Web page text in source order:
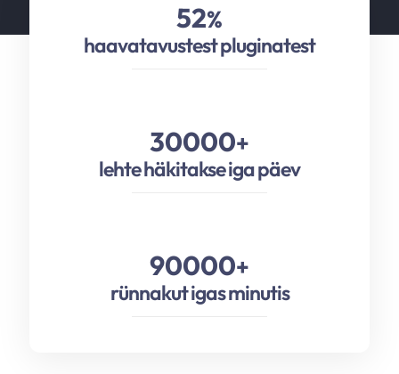
52%
haavatavustest pluginatest
30000+
lehte häkitakse iga päev
90000+
rünnakut igas minutis